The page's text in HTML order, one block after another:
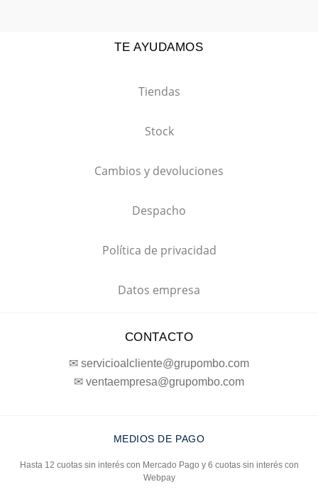
TE AYUDAMOS
Tiendas
Stock
Cambios y devoluciones
Despacho
Política de privacidad
Datos empresa
CONTACTO
✉ servicioalcliente@grupombo.com
✉ ventaempresa@grupombo.com
MEDIOS DE PAGO
Hasta 12 cuotas sin interés con Mercado Pago y 6 cuotas sin interés con
Webpay